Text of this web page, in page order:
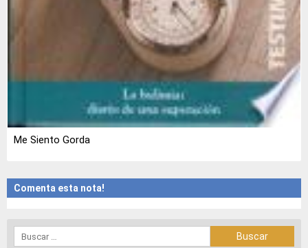
Me Siento Gorda
Comenta esta nota!